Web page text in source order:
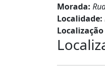
Morada:
Localidade: